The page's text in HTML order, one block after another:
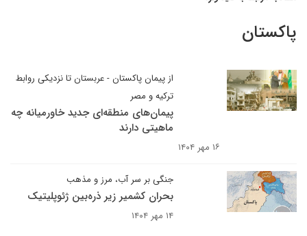
پاکستان
از پیمان پاکستان - عربستان تا نزدیکی روابط
ترکیه و مصر
پیمان‌های منطقه‌ای جدید خاورمیانه چه
ماهیتی دارند
۱۶ مهر ۱۴۰۴
جنگی بر سر آب، مرز و مذهب
بحران کشمیر زیر ذره‌بین ژئوپلیتیک
۱۴ مهر ۱۴۰۴